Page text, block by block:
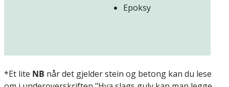
Epoksy
*Et lite NB når det gjelder stein og betong kan du lese